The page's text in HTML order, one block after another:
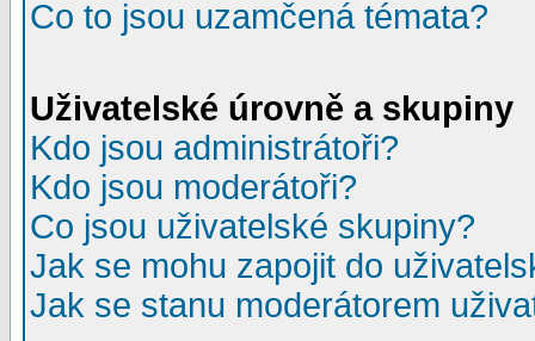
Co to jsou uzamčená témata?
Uživatelské úrovně a skupiny
Kdo jsou administrátoři?
Kdo jsou moderátoři?
Co jsou uživatelské skupiny?
Jak se mohu zapojit do
Jak se stanu moderátorem